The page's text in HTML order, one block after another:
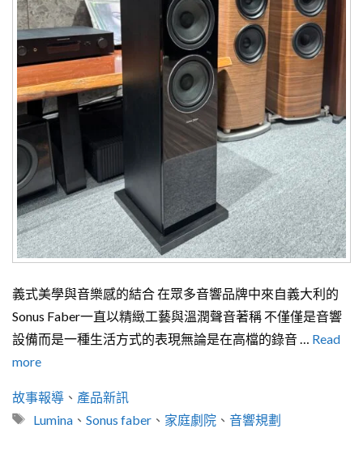
義式美學與音樂感的結合 在眾多音響品牌中來自義大利的
Sonus Faber一直以精緻工藝與溫潤聲音著稱 不僅僅是音響
設備而是一種生活方式的表現無論是在高檔的錄音 … Read
more
分
類
故事報導 、 產品新訊
標
Lumina、 Sonus faber、 家庭劇院、 音響規劃